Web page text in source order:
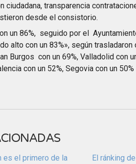
ciudadana, transparencia
desde el consistorio.
un 86%, seguido por el
alto con un 83%», según
Burgos con un 69%, Valladolid con
con un 52%, Segovia con un
es el primero de la
El ránking